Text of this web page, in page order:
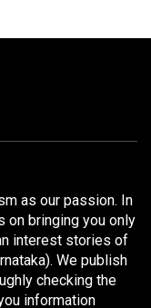
as our passion. In
on bringing you only
interest stories of
We publish
checking the
information